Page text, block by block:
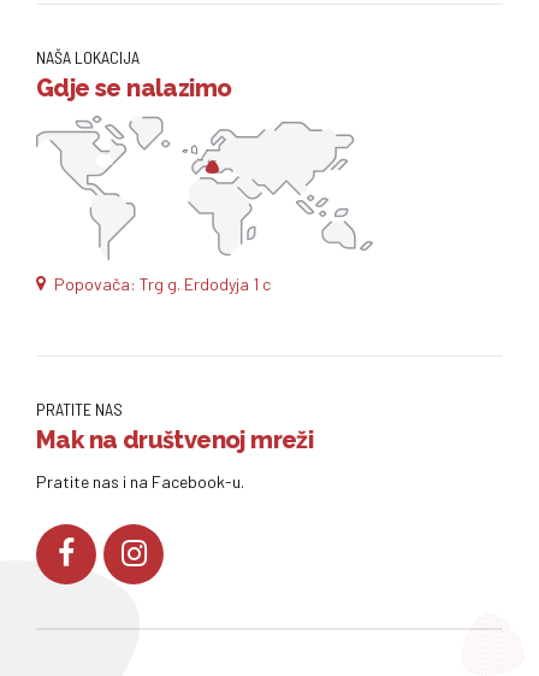
NAŠA LOKACIJA
Gdje se nalazimo
Popovača: Trg g. Erdodyja 1 c
PRATITE NAS
Mak na društvenoj mreži
Pratite nas i na Facebook-u.